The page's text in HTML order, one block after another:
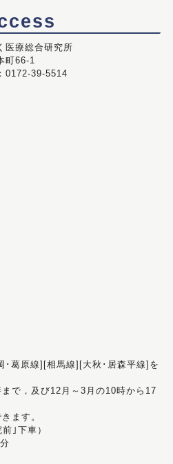
医療総合研究所
町66-1
39-5514
･葛原線][相馬線][大秋･居森平線]を
で，及び12月～3月の10時から17
ます。
｣下車）